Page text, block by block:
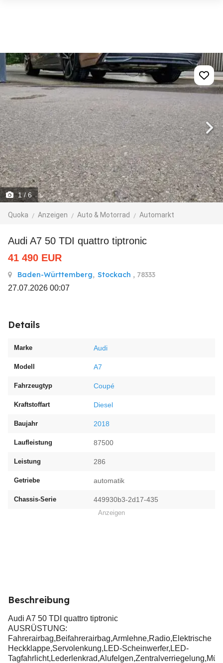
1/ 6
Quoka Anzeigen Auto & Motorrad Automarkt
Audi A7 50 TDI quattro tiptronic
41 490 EUR
Baden-Württemberg, Stockach , 78333
27.07.2026 00:07
Details
Marke Audi
Modell A7
Fahrzeugtyp Coupé
Kraftstoffart Diesel
Baujahr 2018
Laufleistung 87500
Leistung 286
Getriebe automatik
Chassis-Serie 449930b3-2d17-435
Anzeigen
Beschreibung
Audi A7 50 TDI quattro tiptronic
AUSRÜSTUNG:
Fahrerairbag,Beifahrerairbag,Armlehne,Radio,Elektrische
Heckklappe,Servolenkung,LED-Scheinwerfer,LED-